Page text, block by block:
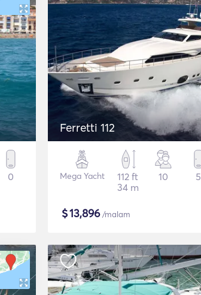
0
Ferretti 112
Mega Yacht
112 ft
34 m
10 5
$13,896/malam